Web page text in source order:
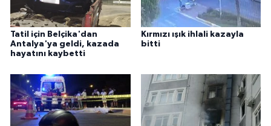
Tatil için Belçika'dan
Antalya'ya geldi, kazada
hayatını kaybetti
Kırmızı ışık ihlali kazayla
bitti